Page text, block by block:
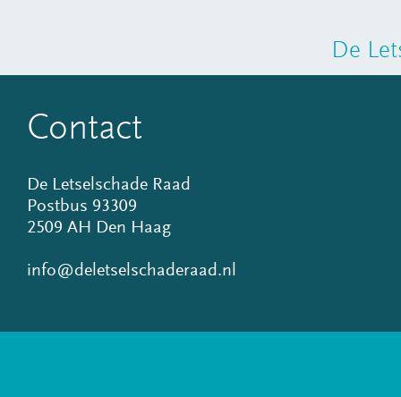
De
Contact
De Letselschade Raad
Postbus 93309
2509 AH Den Haag
info@deletselschaderaad.nl